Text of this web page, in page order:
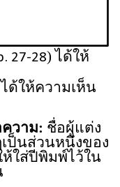
27-28) ได้ให้
ด้ให้ความเห็น
วาม: ชื่อผู้แต่ง
ป็นส่วนหนึ่งของ
ห้ใส่ปีพิมพ์ไว้ใน